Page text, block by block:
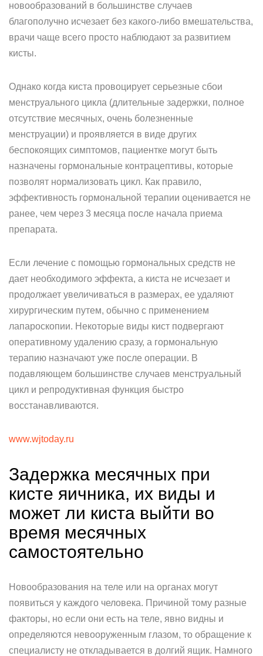
новообразований в большинстве случаев
благополучно исчезает без какого-либо вмешательства,
врачи чаще всего просто наблюдают за развитием
кисты.
Однако когда киста провоцирует серьезные сбои
менструального цикла (длительные задержки, полное
отсутствие месячных, очень болезненные
менструации) и проявляется в виде других
беспокоящих симптомов, пациентке могут быть
назначены гормональные контрацептивы, которые
позволят нормализовать цикл. Как правило,
эффективность гормональной терапии оценивается не
ранее, чем через 3 месяца после начала приема
препарата.
Если лечение с помощью гормональных средств не
дает необходимого эффекта, а киста не исчезает и
продолжает увеличиваться в размерах, ее удаляют
хирургическим путем, обычно с применением
лапароскопии. Некоторые виды кист подвергают
оперативному удалению сразу, а гормональную
терапию назначают уже после операции. В
подавляющем большинстве случаев менструальный
цикл и репродуктивная функция быстро
восстанавливаются.
www.wjtoday.ru
Задержка месячных при
кисте яичника, их виды и
может ли киста выйти во
время месячных
самостоятельно
Новообразования на теле или на органах могут
появиться у каждого человека. Причиной тому разные
факторы, но если они есть на теле, явно видны и
определяются невооруженным глазом, то обращение к
специалисту не откладывается в долгий ящик. Намного